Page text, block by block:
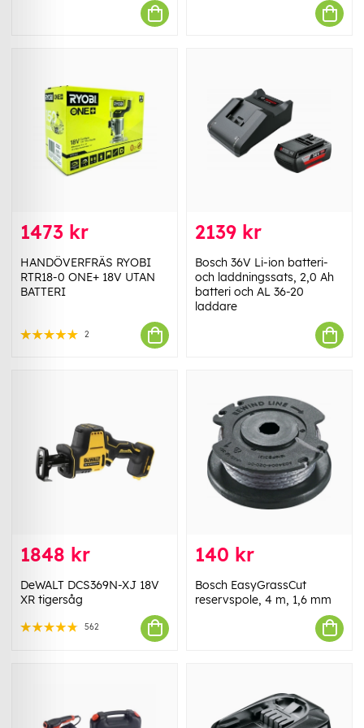
1473 kr
HANDÖVERFRÄS RYOBI
RTR18-0 ONE+ 18V UTAN
BATTERI
2
2139 kr
Bosch 36V Li-ion batteri-
och laddningssats, 2,0 Ah
batteri och AL 36-20
laddare
1848 kr
DeWALT DCS369N-XJ 18V
XR tigersåg
562
140 kr
Bosch EasyGrassCut
reservspole, 4 m, 1,6 mm